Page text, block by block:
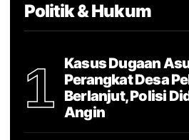
Politik & Hukum
1
Kasus Dugaan
Perangkat Desa
Berlanjut, Polisi
Angin